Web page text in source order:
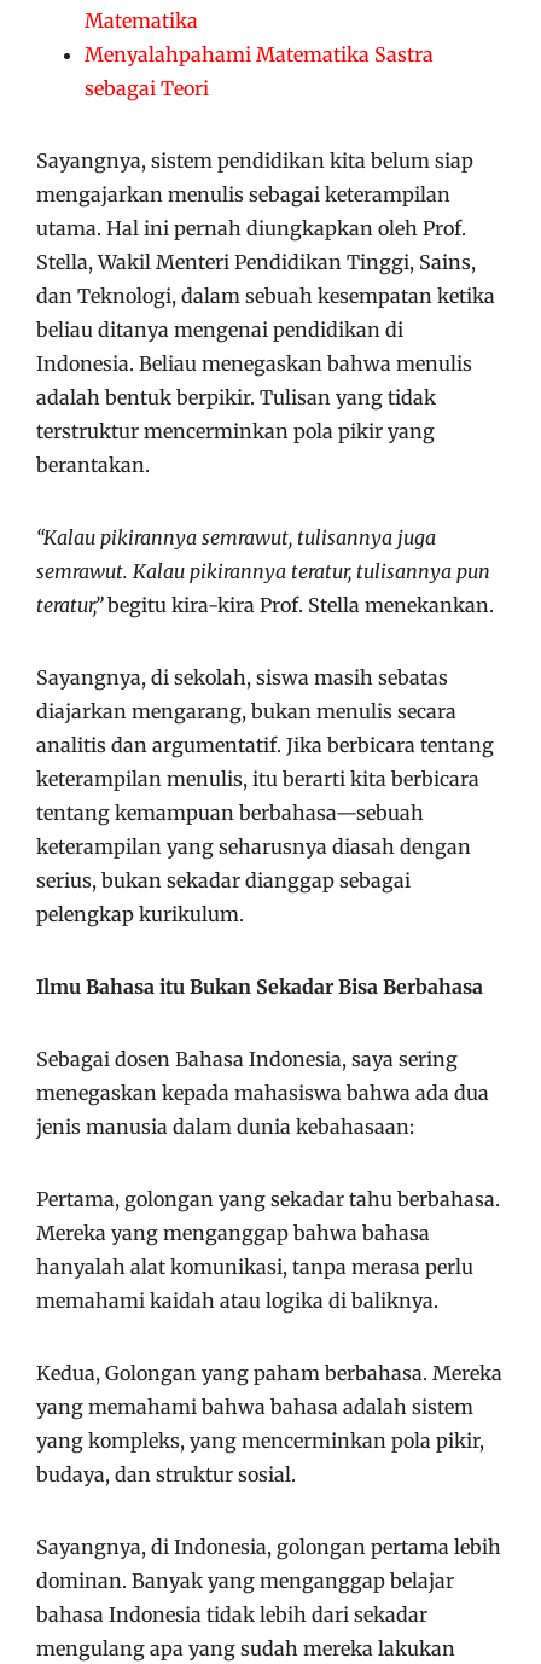
Matematika
Menyalahpahami Matematika Sastra
sebagai Teori
Sayangnya, sistem pendidikan kita belum siap
mengajarkan menulis sebagai keterampilan
utama. Hal ini pernah diungkapkan oleh Prof.
Stella, Wakil Menteri Pendidikan Tinggi, Sains,
dan Teknologi, dalam sebuah kesempatan ketika
beliau ditanya mengenai pendidikan di
Indonesia. Beliau menegaskan bahwa menulis
adalah bentuk berpikir. Tulisan yang tidak
terstruktur mencerminkan pola pikir yang
berantakan.
“Kalau pikirannya semrawut, tulisannya juga
semrawut. Kalau pikirannya teratur, tulisannya pun
teratur,”begitu kira-kira Prof. Stella menekankan.
Sayangnya, di sekolah, siswa masih sebatas
diajarkan mengarang, bukan menulis secara
analitis dan argumentatif. Jika berbicara tentang
keterampilan menulis, itu berarti kita berbicara
tentang kemampuan berbahasa—sebuah
keterampilan yang seharusnya diasah dengan
serius, bukan sekadar dianggap sebagai
pelengkap kurikulum.
Ilmu Bahasa itu Bukan Sekadar Bisa Berbahasa
Sebagai dosen Bahasa Indonesia, saya sering
menegaskan kepada mahasiswa bahwa ada dua
jenis manusia dalam dunia kebahasaan:
Pertama, golongan yang sekadar tahu berbahasa.
Mereka yang menganggap bahwa bahasa
hanyalah alat komunikasi, tanpa merasa perlu
memahami kaidah atau logika di baliknya.
Kedua, Golongan yang paham berbahasa. Mereka
yang memahami bahwa bahasa adalah sistem
yang kompleks, yang mencerminkan pola pikir,
budaya, dan struktur sosial.
Sayangnya, di Indonesia, golongan pertama lebih
dominan. Banyak yang menganggap belajar
bahasa Indonesia tidak lebih dari sekadar
mengulang apa yang sudah mereka lakukan